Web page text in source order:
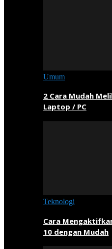
Umum
2 Cara Mudah
Laptop / PC
Teknologi
Cara
10 dengan Mudah